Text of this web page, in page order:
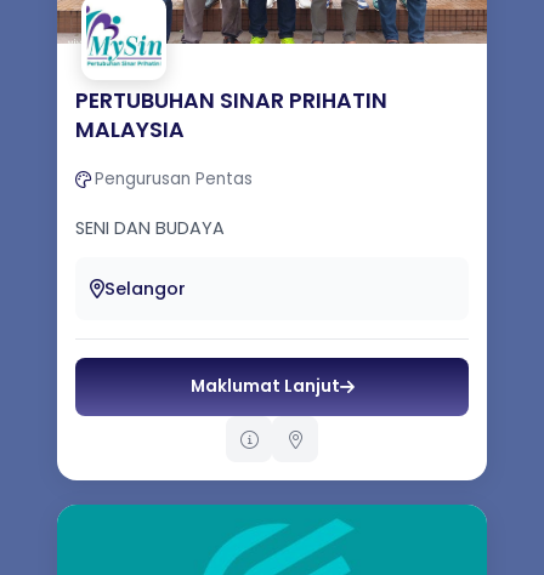
PERTUBUHAN SINAR PRIHATIN
MALAYSIA
Pengurusan Pentas
SENI DAN BUDAYA
Selangor
Maklumat Lanjut